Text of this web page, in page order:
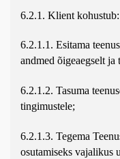
6.2.1. Klient kohustub:
6.2.1.1. Esitama
andmed õigeaegselt ja
6.2.1.2. Tasuma
tingimustele;
6.2.1.3. Tegema
osutamiseks vajalikus